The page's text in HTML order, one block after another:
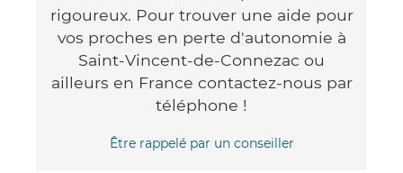
rigoureux. Pour trouver une aide pour
vos proches en perte d'autonomie à
Saint-Vincent-de-Connezac ou
ailleurs en France contactez-nous par
téléphone !
Être rappelé par un conseiller